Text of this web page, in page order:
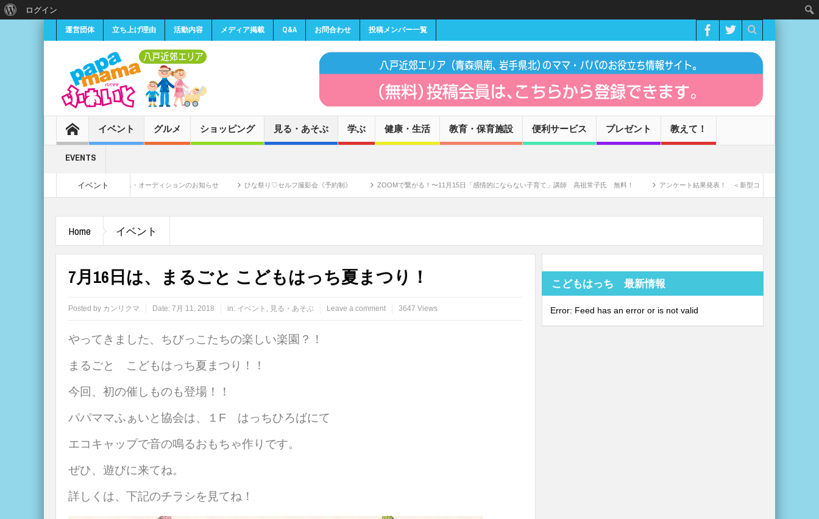
運営団体 立ち上げ理由 活動内容 メディア掲載 Q&A お問合わせ 投稿メンバー一覧
イベント グルメ ショッピング 見る・あそぶ 学ぶ 健康・生活 教育・保育施設 便利サービス プレゼント 教えて！
EVENTS
イベント
学生女子CMモデル募集・オーディションのお知らせ ひな祭り♡セルフ撮影会《予約制》 ZOOMで繋がる！〜11月15日「感情的にならない子育て」講師 高祖常子氏 無料！ アンケート結果発表！ ＜新型コロナウィルスによる家庭への影響＞
Home イベント
7月16日は、まるごと こどもはっち夏まつり！
Posted by カンリクマ Date: 7月 11, 2018 in: イベント , 見る・あそぶ Leave a comment 3647 Views
やってきました、ちびっこたちの楽しい楽園？！
まるごと こどもはっち夏まつり！！
今回、初の催しものも登場！！
パパママふぁいと協会は、１F はっちひろばにて
エコキャップで音の鳴るおもちゃ作りです。
ぜひ、遊びに来てね。
詳しくは、下記のチラシを見てね！
こどもはっち 最新情報
Error: Feed has an error or is not valid
ログイン